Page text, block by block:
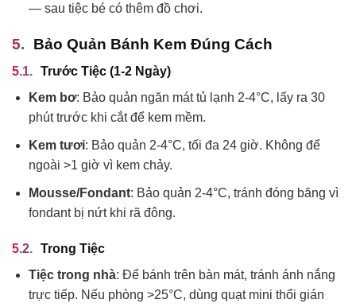
— sau tiệc bé có thêm đồ chơi.
Bảo Quản Bánh Kem Đúng Cách
Trước Tiệc (1-2 Ngày)
Kem bơ: Bảo quản ngăn mát tủ lạnh 2-4°C, lấy ra 30
phút trước khi cắt để kem mềm.
Kem tươi: Bảo quản 2-4°C, tối đa 24 giờ. Không để
ngoài >1 giờ vì kem chảy.
Mousse/Fondant: Bảo quản 2-4°C, tránh đóng băng vì
fondant bị nứt khi rã đông.
Trong Tiệc
Tiệc trong nhà: Để bánh trên bàn mát, tránh ánh nắng
trực tiếp. Nếu phòng >25°C, dùng quạt mini thổi gián